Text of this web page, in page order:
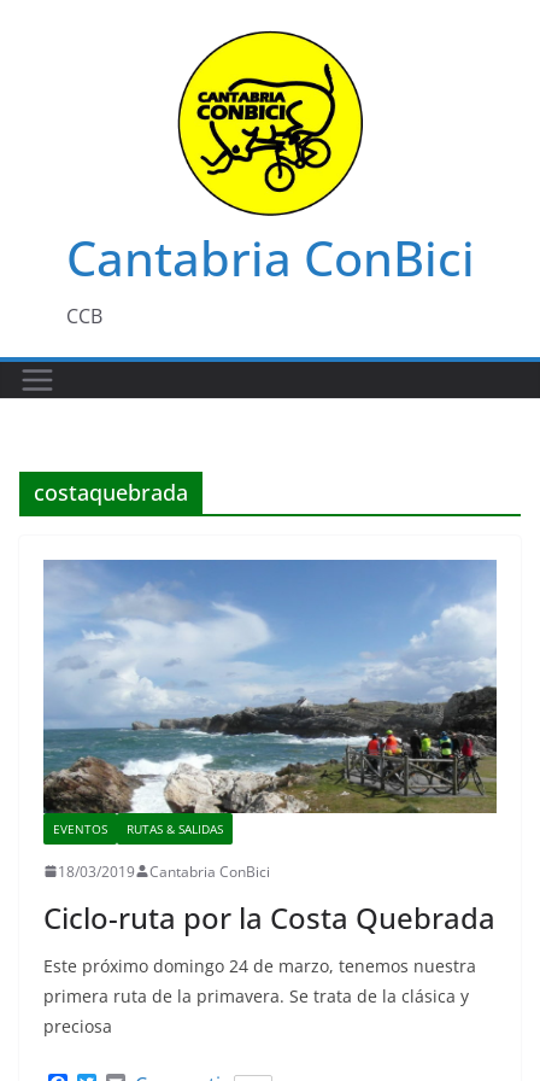
Cantabria ConBici
CCB
costaquebrada
EVENTOS RUTAS & SALIDAS
18/03/2019 Cantabria ConBici
Ciclo-ruta por la Costa Quebrada
Este próximo domingo 24 de marzo, tenemos nuestra
primera ruta de la primavera. Se trata de la clásica y
preciosa